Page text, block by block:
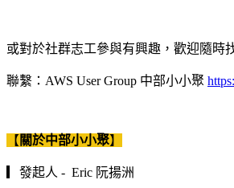
或對於社群志工參與有興趣，歡迎隨時
聯繫：AWS User Group 中部小小聚
【 關於中部小小聚】
▎發起人 - Eric 阮揚洲